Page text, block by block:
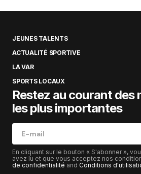
JEUNES TALENTS
ACTUALITÉ SPORTIVE
LA VAR
SPORTS LOCAUX
Restez au courant des
les plus importantes
En cliquant sur le bouton « S'abonner »,
avez lu et que vous acceptez nos
de confidentialité and Conditions